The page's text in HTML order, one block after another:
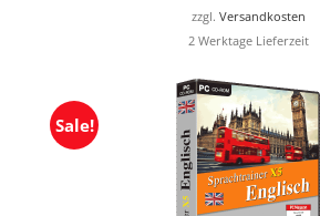
war:
12,99 €
ist:
9,99 €.
zzgl. Versandkosten
2 Werktage Lieferzeit
Sale!